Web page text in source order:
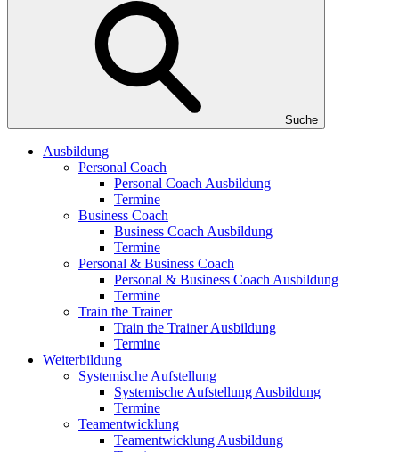
Suche
Ausbildung
Personal Coach
Personal Coach Ausbildung
Termine
Business Coach
Business Coach Ausbildung
Termine
Personal & Business Coach
Personal & Business Coach Ausbildung
Termine
Train the Trainer
Train the Trainer Ausbildung
Termine
Weiterbildung
Systemische Aufstellung
Systemische Aufstellung Ausbildung
Termine
Teamentwicklung
Teamentwicklung Ausbildung